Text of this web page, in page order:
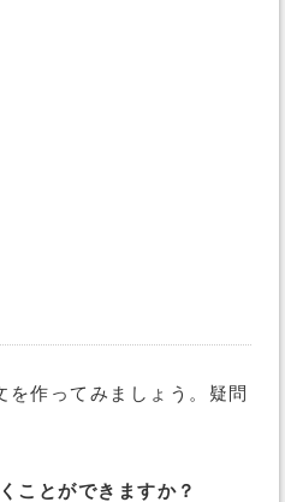
作ってみましょう。疑問
ことができますか？